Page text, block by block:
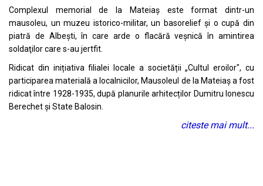
Complexul memorial de la Mateiaș este format dintr-un
mausoleu, un muzeu istorico-militar, un basorelief și o cupă din
piatră de Albeşti, în care arde o flacără veşnică în amintirea
soldaţilor care s-au jertfit.
Ridicat din inițiativa filialei locale a societății „Cultul eroilor", cu
participarea materială a localnicilor, Mausoleul de la Mateiaș a fost
ridicat între 1928-1935, după planurile arhitecților Dumitru Ionescu
Berechet și State Balosin.
citeste mai mult...